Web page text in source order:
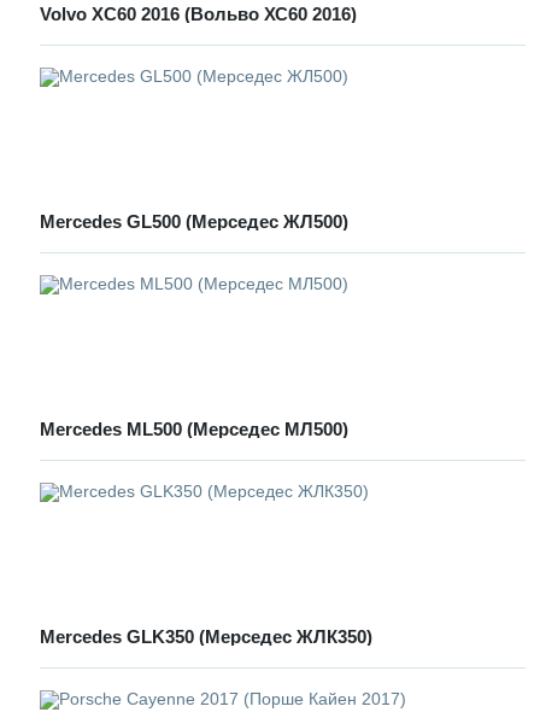
Volvo XC60 2016 (Вольво ХС60 2016)
Mercedes GL500 (Мерседес ЖЛ500)
Mercedes ML500 (Мерседес МЛ500)
Mercedes GLK350 (Мерседес ЖЛК350)